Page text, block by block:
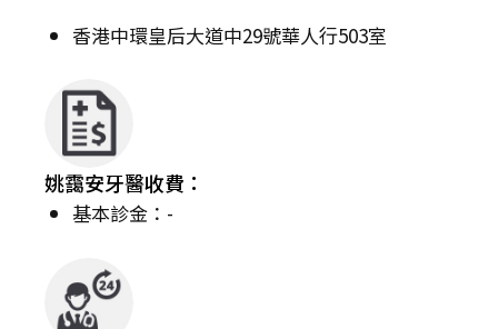
香港中環皇后大道中29號華人行503室
姚靄安牙醫收費：
基本診金：-